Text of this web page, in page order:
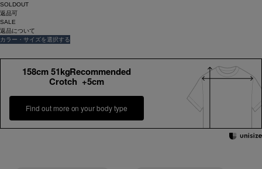
SOLDOUT
返品可
SALE
返品について
カラー・サイズを選択する
158cm 51kgRecommended
Crotch +5cm
Find out more on your body type